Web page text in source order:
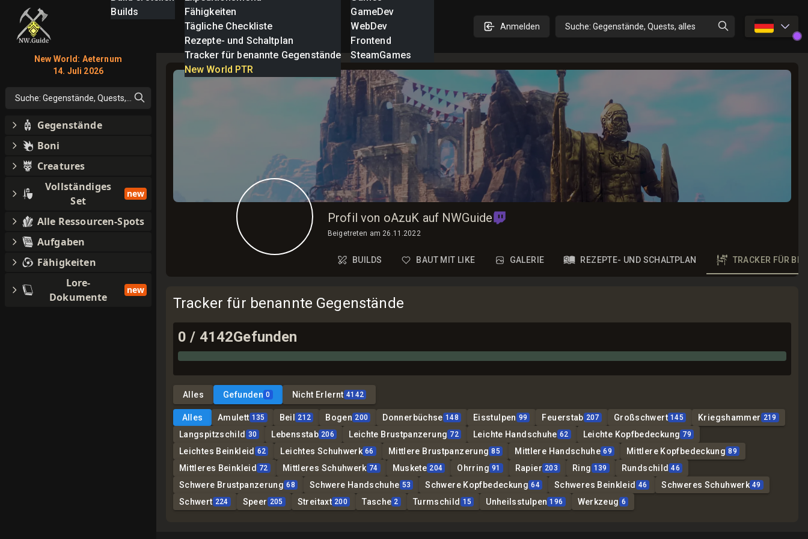
Builds
Fähigkeiten
Tägliche Checkliste
Rezepte- und Schaltplan
Tracker für benannte Gegenstände
New World PTR
GameDev
WebDev
Frontend
SteamGames
Anmelden Suche: Gegenstände, Quests, alles 🇩🇪
Profil von oAzuK auf NWGuide
Beigetreten am 26.11.2022
BUILDS BAUT MIT LIKE GALERIE REZEPTE- UND SCHALTPLAN TRACKER FÜR
Tracker für benannte Gegenstände
0 / 4142Gefunden
Alles Gefunden 0 Nicht Erlernt 4142
Alles Amulett 135 Beil 212 Bogen 200 Donnerbüchse 148 Eisstulpen 99 Feuerstab 207 Großschwert 145 Kriegshammer 219
Langspitzschild 30 Lebensstab 206 Leichte Brustpanzerung 72 Leichte Handschuhe 62 Leichte Kopfbedeckung 79
Leichtes Beinkleid 62 Leichtes Schuhwerk 66 Mittlere Brustpanzerung 85 Mittlere Handschuhe 69 Mittlere Kopfbedeckung 89
Mittleres Beinkleid 72 Mittleres Schuhwerk 74 Muskete 204 Ohrring 91 Rapier 203 Ring 139 Rundschild 46
Schwere Brustpanzerung 68 Schwere Handschuhe 53 Schwere Kopfbedeckung 64 Schweres Beinkleid 46 Schweres Schuhwerk 49
Schwert 224 Speer 205 Streitaxt 200 Tasche 2 Turmschild 15 Unheilsstulpen 196 Werkzeug 6
New World: Aeternum
14. Juli 2026
Suche: Gegenstände, Quests, alles
Gegenstände
Boni
Creatures
Vollständiges
Set
new
Alle Ressourcen-Spots
Aufgaben
Fähigkeiten
Lore-
Dokumente
new